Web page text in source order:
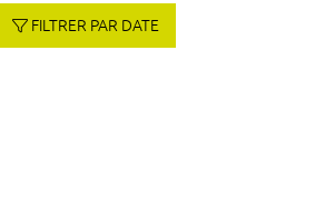
FILTRER PAR DATE